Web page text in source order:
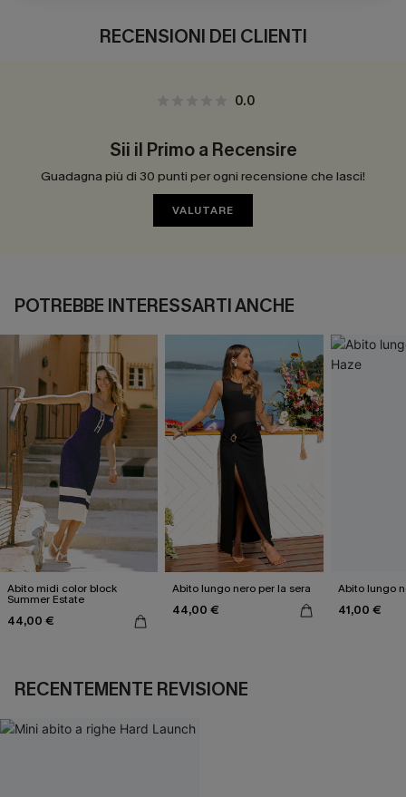
RECENSIONI DEI CLIENTI
0.0
Sii il Primo a Recensire
Guadagna più di 30 punti per ogni recensione che lasci!
VALUTARE
POTREBBE INTERESSARTI ANCHE
Abito midi color block
Summer Estate
44,00 €
Abito lungo nero per la sera
44,00 €
Abito lungo
41,00 €
RECENTEMENTE REVISIONE